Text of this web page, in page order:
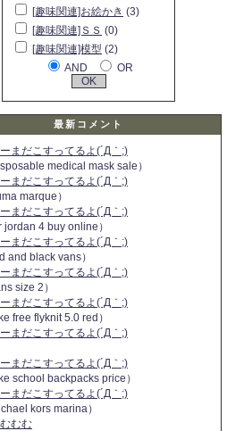
[趣味関連]お絵かき (3)
[趣味関連]ＳＳ (0)
[趣味関連]模型 (2)
AND
OR
最新コメント
まだこすってるよ(´Д｀;)
medical mask sale）
まだこすってるよ(´Д｀;)
marque）
まだこすってるよ(´Д｀;)
jordan 4 buy online）
まだこすってるよ(´Д｀;)
and black vans）
まだこすってるよ(´Д｀;)
size 2）
まだこすってるよ(´Д｀;)
free flyknit 5.0 red）
まだこすってるよ(´Д｀;)
まだこすってるよ(´Д｀;)
school backpacks price）
まだこすってるよ(´Д｀;)
kors marina）
むむ